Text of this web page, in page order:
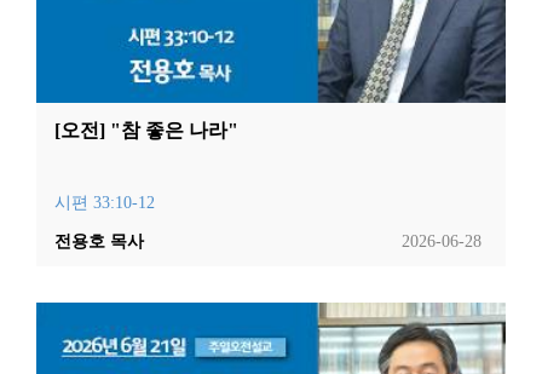
[오전] "참 좋은 나라"
시편 33:10-12
2026-06-28
전용호 목사